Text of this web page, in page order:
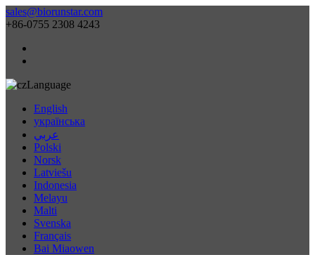
sales@biorunstar.com
+86-0755 2308 4243
Language
English
українська
عربي
Polski
Norsk
Latviešu
Indonesia
Melayu
Malti
Svenska
Français
Bai Miaowen